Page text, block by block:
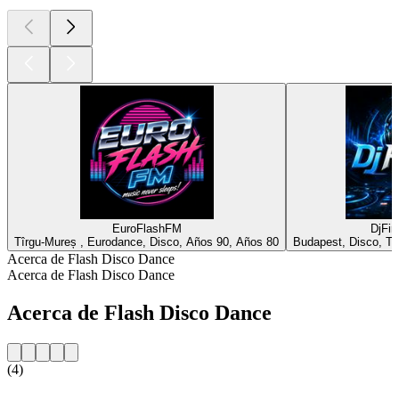
EuroFlashFM
Tîrgu-Mureș , Eurodance, Disco, Años 90, Años 80
Budapest, Disco,
Acerca de Flash Disco Dance
Acerca de Flash Disco Dance
Acerca de Flash Disco Dance
(4)